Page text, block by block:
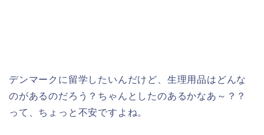
デンマークに留学したいんだけど、生理用品はどんな
のがあるのだろう？ちゃんとしたのあるかなあ～？？
って、ちょっと不安ですよね。